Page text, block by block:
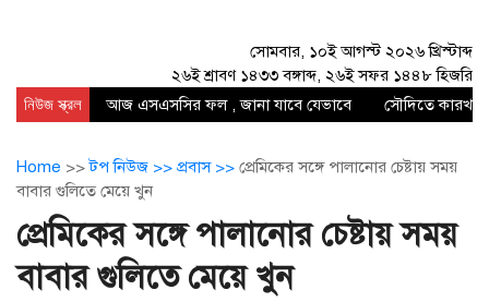
সোমবার, ১০ই আগস্ট ২০২৬ খ্রিস্টাব্দ
২৬ই শ্রাবণ ১৪৩৩ বঙ্গাব্দ, ২৬ই সফর ১৪৪৮ হিজরি
নিউজ স্ক্রল আজ এসএসসির ফল , জানা যাবে যেভাবে সৌদিতে
Home >>টপ নিউজ >> প্রবাস >> প্রেমিকের সঙ্গে পালানোর চেষ্টায় সময়
বাবার গুলিতে মেয়ে খুন
প্রেমিকের সঙ্গে পালানোর চেষ্টায় সময়
বাবার গুলিতে মেয়ে খুন